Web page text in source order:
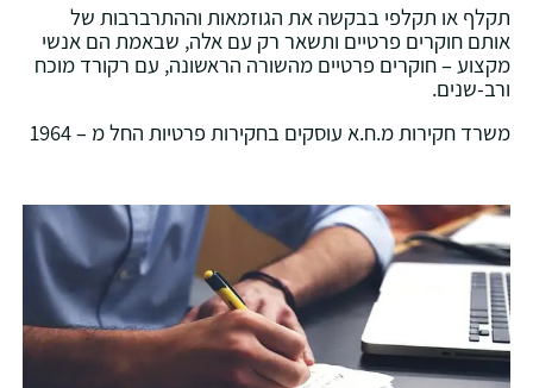
תקלף או תקלפי בבקשה את הגוזמאות וההתרברבות של
אותם חוקרים פרטיים ותשאר רק עם אלה, שבאמת הם אנשי
מקצוע – חוקרים פרטיים מהשורה הראשונה, עם רקורד מוכח
ורב-שנים.
משרד חקירות מ.ח.א עוסקים בחקירות פרטיות החל מ – 1964